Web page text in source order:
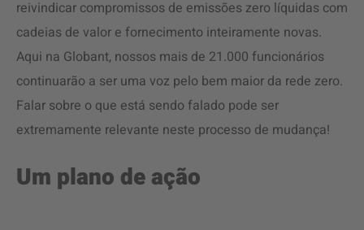
reivindicar compromissos de emissões zero líquidas com
cadeias de valor e fornecimento inteiramente novas.
Aqui na Globant, nossos mais de 21.000 funcionários
continuarão a ser uma voz pelo bem maior da rede zero.
Falar sobre o que está sendo falado pode ser
extremamente relevante neste processo de mudança!
Um plano de ação